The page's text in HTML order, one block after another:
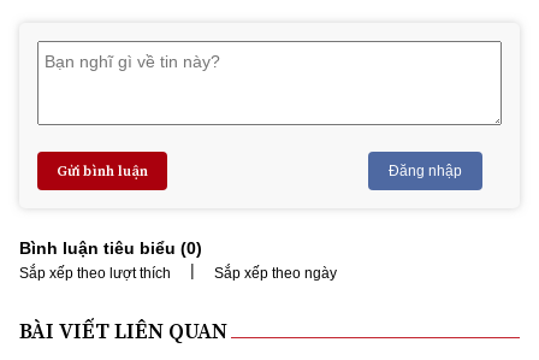
Gửi bình luận Đăng nhập
Bình luận tiêu biểu (0)
Sắp xếp theo lượt thích | Sắp xếp theo ngày
BÀI VIẾT LIÊN QUAN